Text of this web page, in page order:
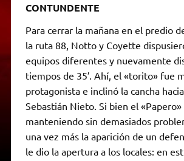
CONTUNDENTE
Para cerrar la mañana en el predio
la ruta 88, Notto y Coyette
equipos diferentes y nuevamente
tiempos de 35′. Ahí, el «torito» fue
protagonista e inclinó la cancha
Sebastián Nieto. Si bien el «Papero»
manteniendo sin demasiados
una vez más la aparición de un
le dio la apertura a los locales: en